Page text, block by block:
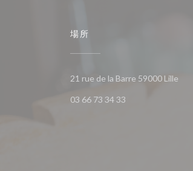
場所
21 rue de la Barre 59000 Lille((新
03 66 73 34 33